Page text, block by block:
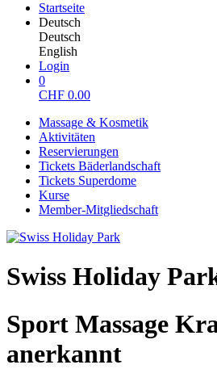
Startseite
Deutsch
Deutsch
English
Login
0
CHF 0.00
Massage & Kosmetik
Aktivitäten
Reservierungen
Tickets Bäderlandschaft
Tickets Superdome
Kurse
Member-Mitgliedschaft
Swiss Holiday
Sport Massage
anerkannt